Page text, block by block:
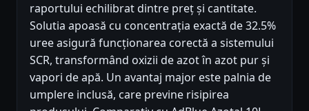
raportului echilibrat dintre preț și cantitate.
Solutia apoasă cu concentrația exactă de 32.5%
uree asigură funcționarea corectă a sistemului
SCR, transformând oxizii de azot în azot pur și
vapori de apă. Un avantaj major este palnia de
umplere inclusă, care previne risipirea